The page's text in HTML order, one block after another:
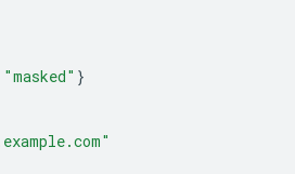
"masked" }